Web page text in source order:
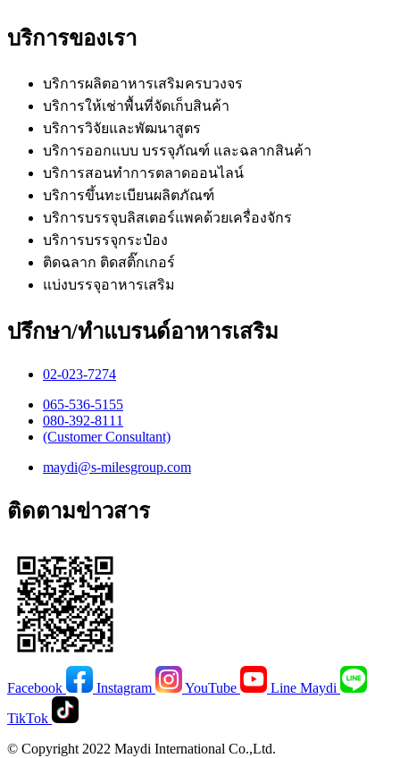
บริการของเรา
บริการผลิตอาหารเสริมครบวงจร
บริการให้เช่าพื้นที่จัดเก็บสินค้า
บริการวิจัยและพัฒนาสูตร
บริการออกแบบ บรรจุภัณฑ์ และฉลากสินค้า
บริการสอนทำการตลาดออนไลน์
บริการขึ้นทะเบียนผลิตภัณฑ์
บริการบรรจุบลิสเตอร์แพคด้วยเครื่องจักร
บริการบรรจุกระป๋อง
ติดฉลาก ติดสติ๊กเกอร์
แบ่งบรรจุอาหารเสริม
ปรึกษา/ทำแบรนด์อาหารเสริม
02-023-7274​
065-536-5155
​080-392-8111
(Customer Consultant)​
maydi@s-milesgroup.com
ติดตามข่าวสาร
Facebook Instagram YouTube
Line Maydi
TikTok
© Copyright 2022 Maydi International Co.,Ltd.